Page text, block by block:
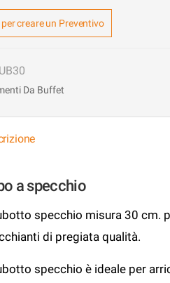
creare un Preventivo
Da Buffet
a specchio
specchio misura 30 cm.
di pregiata qualità.
specchio è ideale per